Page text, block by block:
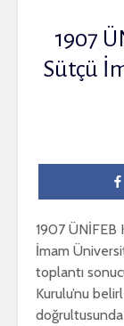
1907
Sütçü
1907 ÜNİFEB
İmam
toplantı
Kurulu’nu